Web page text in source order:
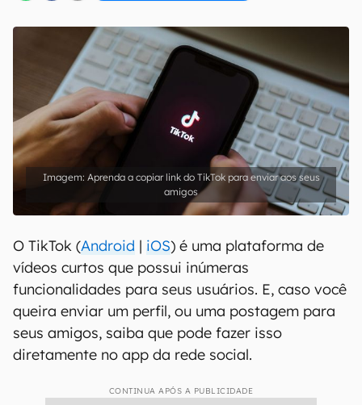
Aprenda a copiar link do TikTok para enviar aos seus
amigos
O TikTok (Android | iOS) é uma plataforma de
vídeos curtos que possui inúmeras
funcionalidades para seus usuários. E, caso você
queira enviar um perfil, ou uma postagem para
seus amigos, saiba que pode fazer isso
diretamente no app da rede social.
CONTINUA APÓS A PUBLICIDADE